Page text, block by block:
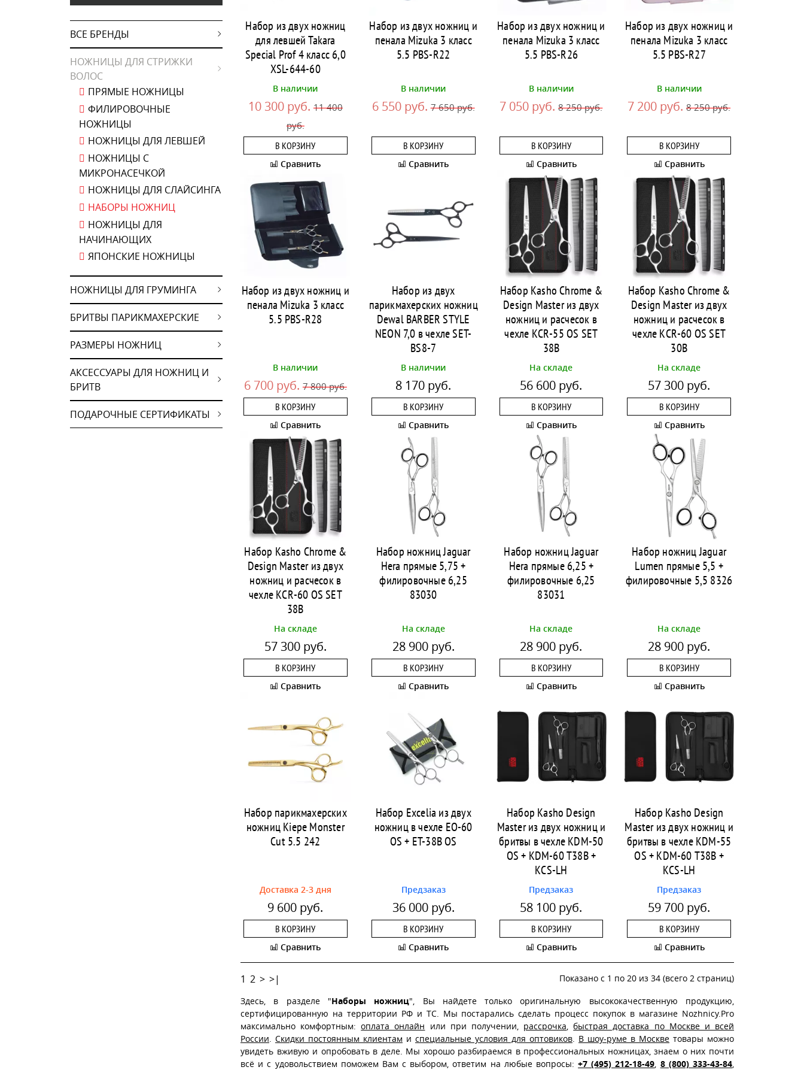
Япония
11
ВСЕ БРЕНДЫ
НОЖНИЦЫ ДЛЯ СТРИЖКИ
ВОЛОС
ПРЯМЫЕ НОЖНИЦЫ
ФИЛИРОВОЧНЫЕ
НОЖНИЦЫ
НОЖНИЦЫ ДЛЯ ЛЕВШЕЙ
НОЖНИЦЫ С
МИКРОНАСЕЧКОЙ
НОЖНИЦЫ ДЛЯ СЛАЙСИНГА
НАБОРЫ НОЖНИЦ
НОЖНИЦЫ ДЛЯ
НАЧИНАЮЩИХ
ЯПОНСКИЕ НОЖНИЦЫ
НОЖНИЦЫ ДЛЯ ГРУМИНГА
БРИТВЫ ПАРИКМАХЕРСКИЕ
РАЗМЕРЫ НОЖНИЦ
АКСЕССУАРЫ ДЛЯ НОЖНИЦ И
БРИТВ
ПОДАРОЧНЫЕ СЕРТИФИКАТЫ
Набор из двух ножниц
для левшей Takara
Special Prof 4 класс 6,0
XSL-644-60
В наличии
10 300 руб. 11 400
руб.
В КОРЗИНУ
Сравнить
Набор из двух ножниц и
пенала Mizuka 3 класс
5.5 PBS-R22
В наличии
6 550 руб. 7 650 руб.
В КОРЗИНУ
Сравнить
Набор из двух ножниц и
пенала Mizuka 3 класс
5.5 PBS-R26
В наличии
7 050 руб. 8 250 руб.
В КОРЗИНУ
Сравнить
Набор из двух ножниц и
пенала Mizuka 3 класс
5.5 PBS-R27
В наличии
7 200 руб. 8 250 руб.
В КОРЗИНУ
Сравнить
Набор из двух ножниц и
пенала Mizuka 3 класс
5.5 PBS-R28
В наличии
6 700 руб. 7 800 руб.
В КОРЗИНУ
Сравнить
Набор из двух
парикмахерских ножниц
Dewal BARBER STYLE
NEON 7,0 в чехле SET-
BS8-7
В наличии
8 170 руб.
В КОРЗИНУ
Сравнить
Набор Kasho Chrome &
Design Master из двух
ножниц и расчесок в
чехле KCR-55 OS SET
38B
На складе
56 600 руб.
В КОРЗИНУ
Сравнить
Набор Kasho Chrome &
Design Master из двух
ножниц и расчесок в
чехле KCR-60 OS SET
30B
На складе
57 300 руб.
В КОРЗИНУ
Сравнить
Набор Kasho Chrome &
Design Master из двух
ножниц и расчесок в
чехле KCR-60 OS SET
38B
На складе
57 300 руб.
В КОРЗИНУ
Сравнить
Набор ножниц Jaguar
Hera прямые 5,75 +
филировочные 6,25
83030
На складе
28 900 руб.
В КОРЗИНУ
Сравнить
Набор ножниц Jaguar
Hera прямые 6,25 +
филировочные 6,25
83031
На складе
28 900 руб.
В КОРЗИНУ
Сравнить
Набор ножниц Jaguar
Lumen прямые 5,5 +
филировочные 5,5 8326
На складе
28 900 руб.
В КОРЗИНУ
Сравнить
Набор парикмахерских
ножниц Kiepe Monster
Cut 5.5 242
Доставка 2-3 дня
9 600 руб.
В КОРЗИНУ
Сравнить
Набор Excelia из двух
ножниц в чехле EO-60
OS + ET-38B OS
Предзаказ
36 000 руб.
В КОРЗИНУ
Сравнить
Набор Kasho Design
Master из двух ножниц и
бритвы в чехле KDM-50
OS + KDM-60 T38B +
KCS-LH
Предзаказ
58 100 руб.
В КОРЗИНУ
Сравнить
Набор Kasho Design
Master из двух ножниц и
бритвы в чехле KDM-55
OS + KDM-60 T38B +
KCS-LH
Предзаказ
59 700 руб.
В КОРЗИНУ
Сравнить
1 2 > >|
Показано с 1 по 20 из 34 (всего 2 страниц)
Здесь, в разделе "Наборы ножниц", Вы найдете только оригинальную высококачественную продукцию,
сертифицированную на территории РФ и ТС. Мы постарались сделать процесс покупок в магазине Nozhnicy.Pro
максимально комфортным:оплата онлайн или при получении, рассрочка,быстрая доставка по Москве и всей
России. Скидки постоянным клиентам и специальные условия для оптовиков. В шоу-руме в Москве товары можно
увидеть вживую и опробовать в деле. Мы хорошо разбираемся в профессиональных ножницах, знаем о них почти
всё и с удовольствием поможем Вам с выбором, ответим на любые вопросы:+7 (495) 212-18-49, 8 (800) 333-43-84,